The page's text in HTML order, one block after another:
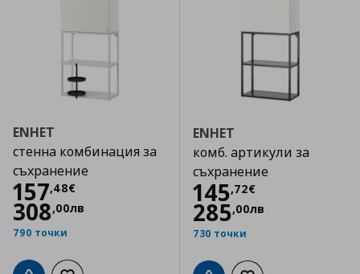
ENHET
стенна комбинация за
съхранение
157,48€
Цена
308,00лв
790 точки
ENHET
комб. артикули за
съхранение
145,72€
Цена
285,00лв
730 точки